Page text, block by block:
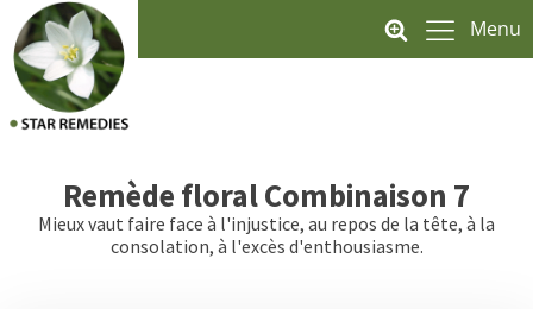
Menu
Remède floralCombinaison 7
Mieux vaut faire face à l'injustice, au repos de la tête, à la
consolation, à l'excès d'enthousiasme.